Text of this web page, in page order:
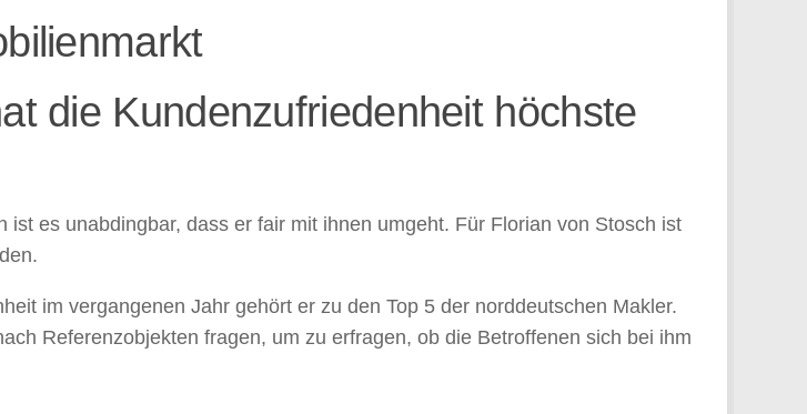
die Kundenzufriedenheit höchste
es unabdingbar, dass er fair mit ihnen umgeht. Für Florian von Stosch ist
im vergangenen Jahr gehört er zu den Top 5 der norddeutschen Makler.
Referenzobjekten fragen, um zu erfragen, ob die Betroffenen sich bei ihm